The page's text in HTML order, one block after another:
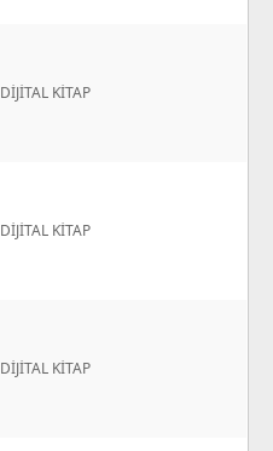
DİJİTAL KİTAP
DİJİTAL KİTAP
DİJİTAL KİTAP